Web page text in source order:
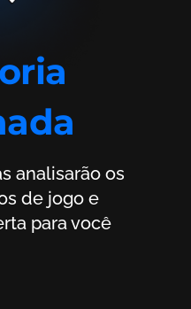
de jogo e
para você